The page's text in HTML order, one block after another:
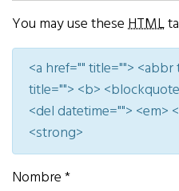
You may use theseHTML
<a href="" title="">
title=""> <b>
<del datetime=""> <em>
<strong>
Nombre*